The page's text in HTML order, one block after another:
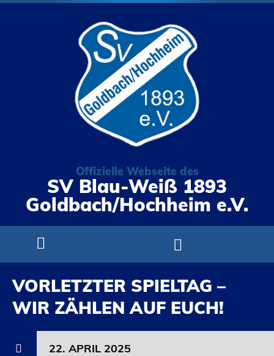
Offizielle Webseite des
SV Blau-Weiß 1893
Goldbach/Hochheim e.V.
VORLETZTER SPIELTAG –
WIR ZÄHLEN AUF EUCH!
22. APRIL 2025